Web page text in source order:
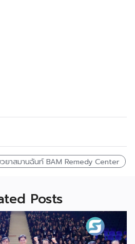
ยาสมานฉันท์ BAM Remedy Center
Posts